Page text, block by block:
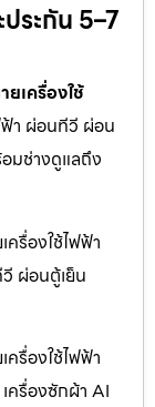
ระกัน 5–7
เครื่องใช้
า ผ่อนทีวี ผ่อน
มช่างดูแลถึง
รื่องใช้ไฟฟ้า
ผ่อนตู้เย็น
รื่องใช้ไฟฟ้า
ครื่องซักผ้า AI